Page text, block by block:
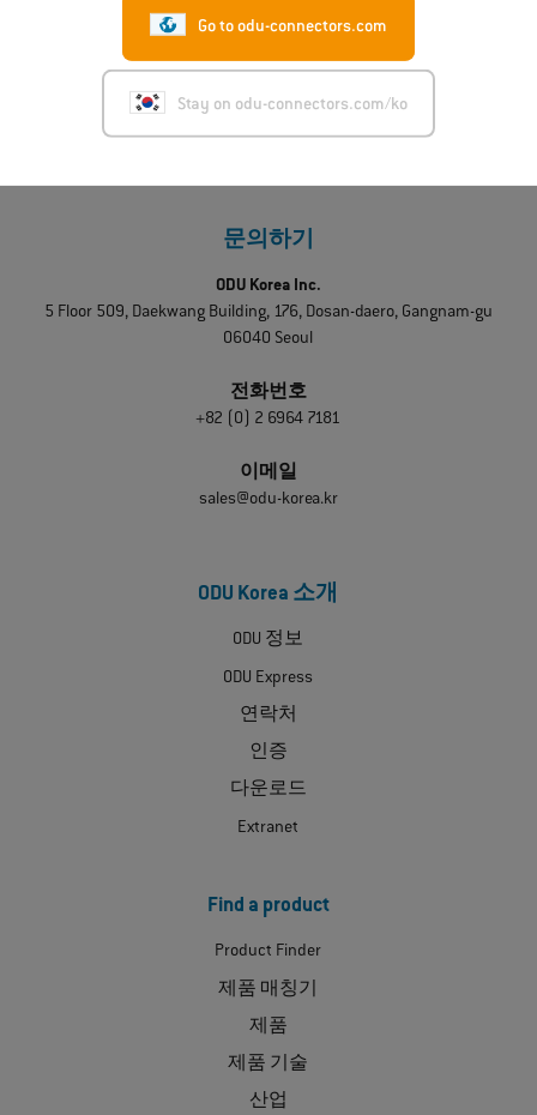
Go to odu-connectors.com
Stay on odu-connectors.com/ko
문의하기
ODU Korea Inc.
5 Floor 509, Daekwang Building, 176, Dosan-daero, Gangnam-gu
06040 Seoul
전화번호
+82 (0) 2 6964 7181
이메일
sales@odu-korea.kr
ODU Korea 소개
ODU 정보
ODU Express
연락처
인증
다운로드
Extranet
Find a product
Product Finder
제품 매칭기
제품
제품 기술
산업